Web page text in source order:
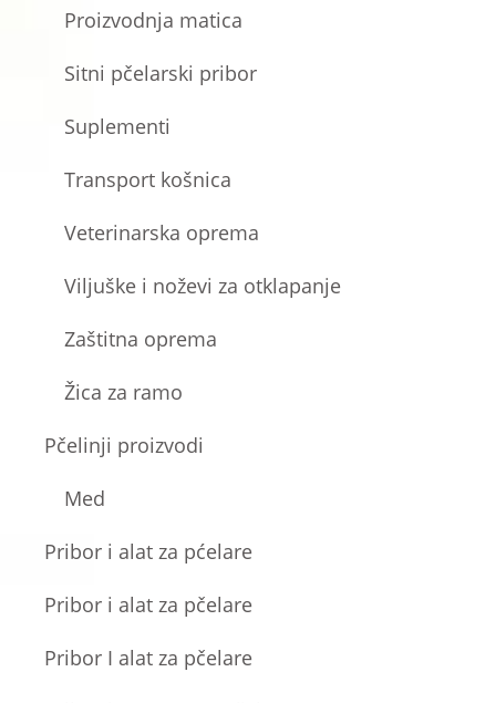
Proizvodnja matica
Sitni pčelarski pribor
Suplementi
Transport košnica
Veterinarska oprema
Viljuške i noževi za otklapanje
Zaštitna oprema
Žica za ramo
Pčelinji proizvodi
Med
Pribor i alat za pćelare
Pribor i alat za pčelare
Pribor I alat za pčelare